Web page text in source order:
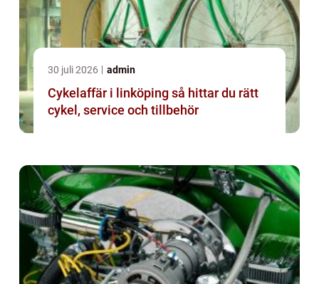
30 juli 2026 admin
Cykelaffär i linköping så hittar du rätt
cykel, service och tillbehör